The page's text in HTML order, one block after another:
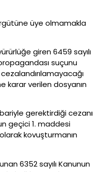
üye olmamakla
giren 6459 sayılı
suçunu
karar verilen dosyanın
gerektirdiği
geçici 1. maddesi
kovuşturmanın
6352 sayılı Kanunun